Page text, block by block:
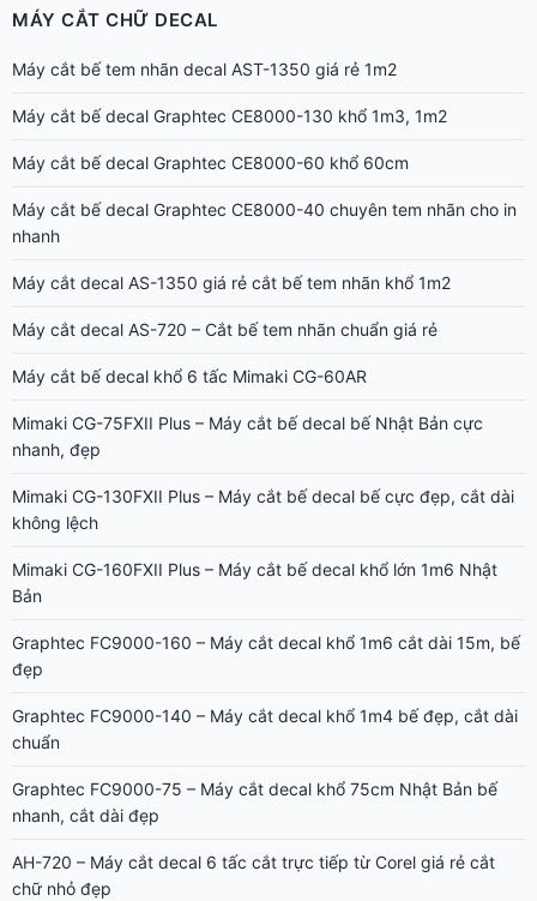
MÁY CẮT CHỮ DECAL
Máy cắt bế tem nhãn decal AST-1350 giá rẻ 1m2
Máy cắt bế decal Graphtec CE8000-130 khổ 1m3, 1m2
Máy cắt bế decal Graphtec CE8000-60 khổ 60cm
Máy cắt bế decal Graphtec CE8000-40 chuyên tem nhãn cho in
nhanh
Máy cắt decal AS-1350 giá rẻ cắt bế tem nhãn khổ 1m2
Máy cắt decal AS-720 – Cắt bế tem nhãn chuẩn giá rẻ
Máy cắt bế decal khổ 6 tấc Mimaki CG-60AR
Mimaki CG-75FXII Plus – Máy cắt bế decal bế Nhật Bản cực
nhanh, đẹp
Mimaki CG-130FXII Plus – Máy cắt bế decal bế cực đẹp, cắt dài
không lệch
Mimaki CG-160FXII Plus – Máy cắt bế decal khổ lớn 1m6 Nhật
Bản
Graphtec FC9000-160 – Máy cắt decal khổ 1m6 cắt dài 15m, bế
đẹp
Graphtec FC9000-140 – Máy cắt decal khổ 1m4 bế đẹp, cắt dài
chuẩn
Graphtec FC9000-75 – Máy cắt decal khổ 75cm Nhật Bản bế
nhanh, cắt dài đẹp
AH-720 – Máy cắt decal 6 tấc cắt trực tiếp từ Corel giá rẻ cắt
chữ nhỏ đẹp